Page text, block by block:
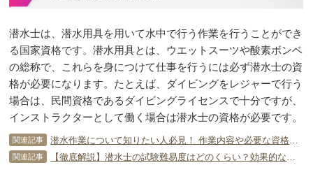
潜水士は、潜水用具を用いて水中で行う作業を行うことができ
る国家資格です。潜水用具とは、ウエットスーツや酸素ボンベ
の総称で、これらを身につけて仕事を行うには必ず潜水士の資
格が必要になります。たとえば、ダイビングをレジャーで行う
場合は、民間資格であるダイビングライセンスで十分ですが、
インストラクターとして働く場合は潜水士の資格が必要です。
関連記事
関連記事